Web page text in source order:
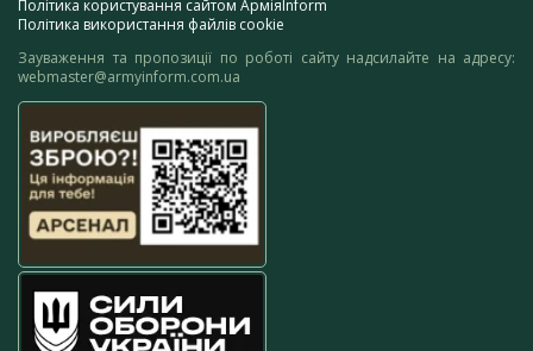
Політика користування сайтом АрміяInform
Політика використання файлів cookie
Зауваження та пропозиції по роботі сайту надсилайте на адресу:
webmaster@armyinform.com.ua